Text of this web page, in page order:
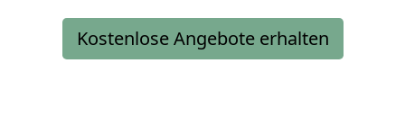
Kostenlose Angebote erhalten